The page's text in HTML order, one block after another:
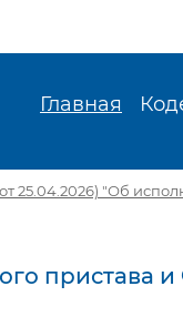
Главная
25.04.2026) "Об
пристава